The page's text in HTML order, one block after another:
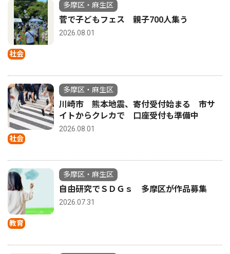
社会
多摩区・麻生区
菅で子どもフェス 親子700人集う
2026.08.01
社会
多摩区・麻生区
川崎市 熊本地震、寄付受付始まる 市サ
イトからクレカで 口座受付も準備中
2026.08.01
教育
多摩区・麻生区
自由研究でＳＤＧｓ 多摩区が作品募集
2026.07.31